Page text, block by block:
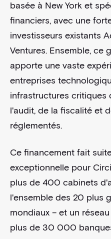
basée à New York et
financiers, avec une
investisseurs existants
Ventures. Ensemble, ce
apporte une vaste
entreprises
infrastructures critiques
l'audit, de la fiscalité et
réglementés.
Ce financement fait
exceptionnelle pour
plus de 400 cabinets
l'ensemble des 20 plus
mondiaux – et un
plus de 30 000